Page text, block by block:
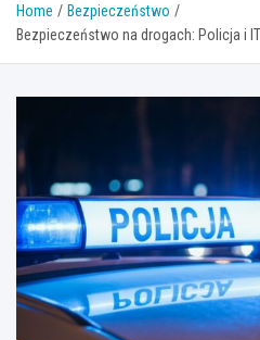
Home
Bezpieczeństwo
Bezpieczeństwo na drogach: Policja i